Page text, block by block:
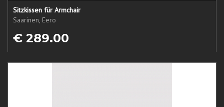
Sitzkissen für Armchair
Saarinen, Eero
€ 289.00